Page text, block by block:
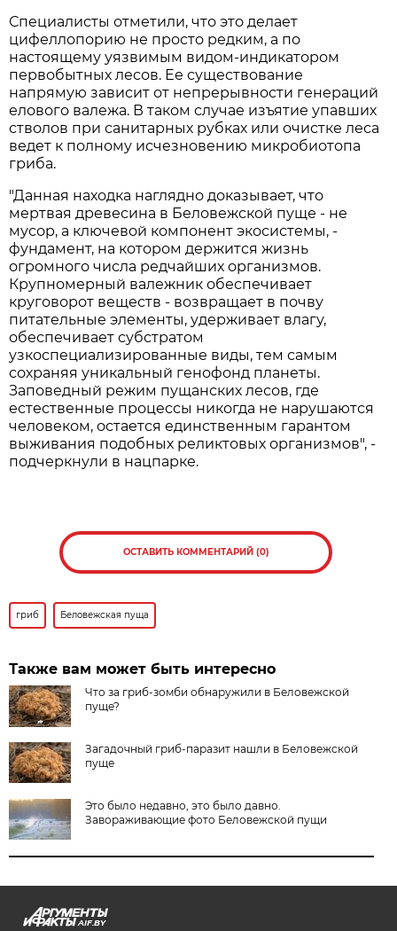
Специалисты отметили, что это делает
цифеллопорию не просто редким, а по
настоящему уязвимым видом-индикатором
первобытных лесов. Ее существование
напрямую зависит от непрерывности генераций
елового валежа. В таком случае изъятие упавших
стволов при санитарных рубках или очистке леса
ведет к полному исчезновению микробиотопа
гриба.
"Данная находка наглядно доказывает, что
мертвая древесина в Беловежской пуще - не
мусор, а ключевой компонент экосистемы, -
фундамент, на котором держится жизнь
огромного числа редчайших организмов.
Крупномерный валежник обеспечивает
круговорот веществ - возвращает в почву
питательные элементы, удерживает влагу,
обеспечивает субстратом
узкоспециализированные виды, тем самым
сохраняя уникальный генофонд планеты.
Заповедный режим пущанских лесов, где
естественные процессы никогда не нарушаются
человеком, остается единственным гарантом
выживания подобных реликтовых организмов", -
подчеркнули в нацпарке.
ОСТАВИТЬ КОММЕНТАРИЙ (0)
гриб Беловежская пуща
Также вам может быть интересно
Что за гриб-зомби обнаружили в Беловежской
пуще?
Загадочный гриб-паразит нашли в Беловежской
пуще
Это было недавно, это было давно.
Завораживающие фото Беловежской пущи
AIF.BY